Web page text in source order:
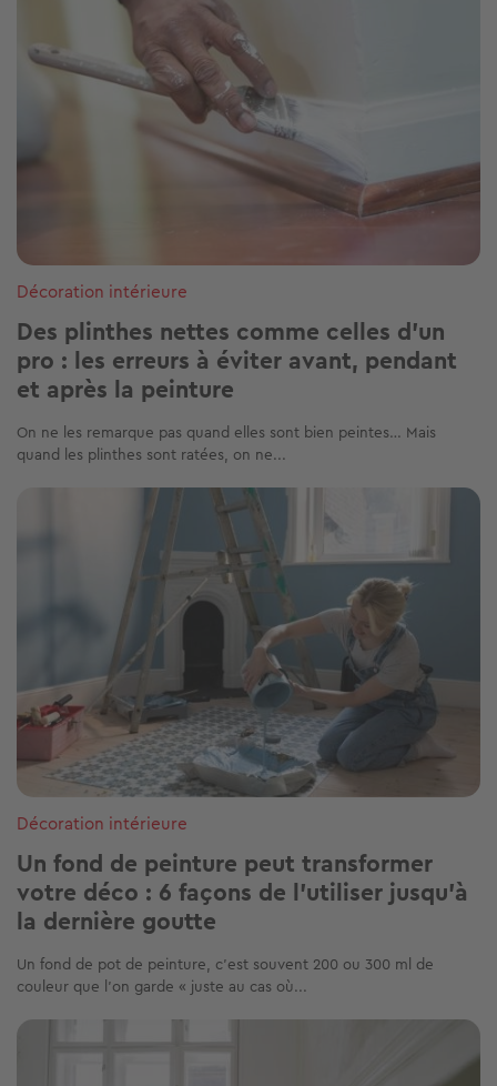
Décoration intérieure
Des plinthes nettes comme celles d'un
pro : les erreurs à éviter avant, pendant
et après la peinture
On ne les remarque pas quand elles sont bien peintes… Mais
quand les plinthes sont ratées, on ne...
Décoration intérieure
Un fond de peinture peut transformer
votre déco : 6 façons de l'utiliser jusqu'à
la dernière goutte
Un fond de pot de peinture, c'est souvent 200 ou 300 ml de
couleur que l'on garde « juste au cas où...
Image